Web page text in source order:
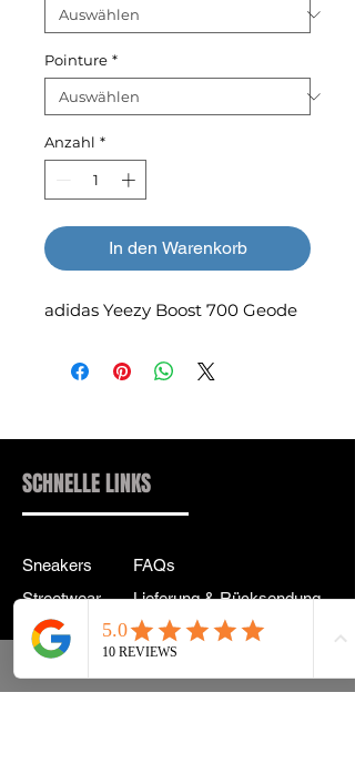
Pointure *
Anzahl *
In den Warenkorb
adidas Yeezy Boost 700 Geode
SCHNELLE LINKS
Sneakers
Streetwear
Zubehör
Instagram
FAQs
Lieferung & Rücksendung
Datenschutz
Geschäftsbedingungen